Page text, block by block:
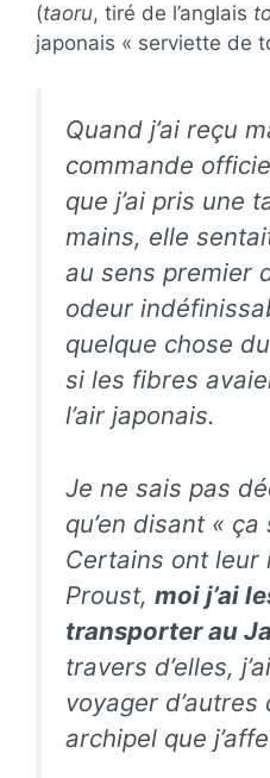
(taoru, tiré de l’anglais
japonais « serviette de
Quand j’ai reçu
commande
que j’ai pris une
mains, elle
au sens premier
odeur
quelque chose
si les fibres
l’air japonais.
Je ne sais pas
qu’en disant «
Certains ont leur
Proust, moi j’ai
transporter au
travers d’elles,
voyager
archipel que